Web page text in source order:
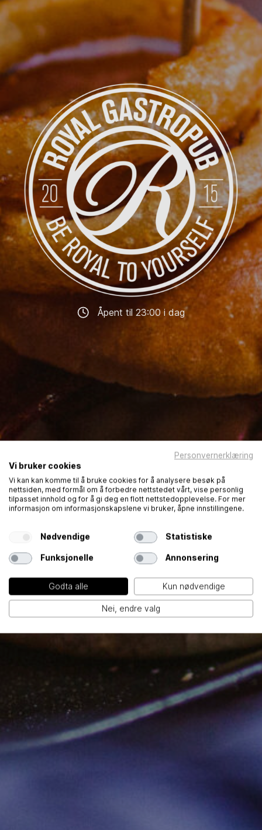
Åpent til 23:00 i dag
Personvernerklæring
Vi bruker cookies
Vi kan kan komme til å bruke cookies for å analysere besøk på
nettsiden, med formål om å forbedre nettstedet vårt, vise personlig
tilpasset innhold og for å gi deg en flott nettstedopplevelse. For mer
informasjon om informasjonskapslene vi bruker, åpne innstillingene.
Nødvendige Statistiske
Funksjonelle Annonsering
Godta alle Kun nødvendige
Nei, endre valg